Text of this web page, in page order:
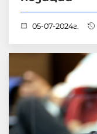
05-07-2024г.